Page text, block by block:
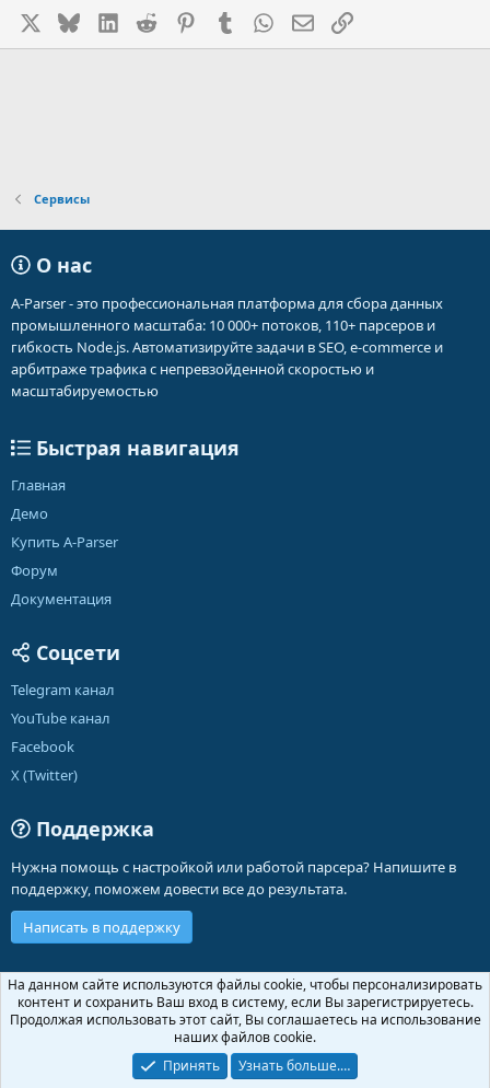
BlueskyLinkedIn
Reddit PinterestTumblr WhatsApp
Электронная почта
Ссылка
Сервисы
О нас
A-Parser - это профессиональная платформа для сбора данных
промышленного масштаба: 10 000+ потоков, 110+ парсеров и
гибкость Node.js. Автоматизируйте задачи в SEO, e-commerce и
арбитраже трафика с непревзойденной скоростью и
масштабируемостью
Быстрая навигация
Главная
Демо
Купить A-Parser
Форум
Документация
Соцсети
Telegram канал
YouTube канал
Facebook
X (Twitter)
Поддержка
Нужна помощь с настройкой или работой парсера? Напишите в
поддержку, поможем довести все до результата.
Написать в поддержку
Russian (RU)
Обратная связь
Условия и правила
Политика конфиденциальности
Помощь
Community platform by XenForo ® © 2010-2026 XenForo Ltd.
На данном сайте используются файлы cookie, чтобы персонализировать
контент и сохранить Ваш вход в систему, если Вы зарегистрируетесь.
Продолжая использовать этот сайт, Вы соглашаетесь на использование
наших файлов cookie.
Принять
Узнать больше.…